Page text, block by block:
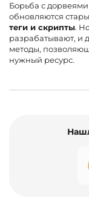
Борьба с
обновляются
теги и скрипты.
разрабатывают, и
методы,
нужный ресурс.